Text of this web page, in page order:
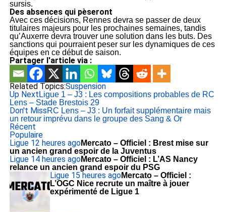
sursis.
Des absences qui pèseront
Avec ces décisions, Rennes devra se passer de deux
titulaires majeurs pour les prochaines semaines, tandis
qu’Auxerre devra trouver une solution dans les buts. Des
sanctions qui pourraient peser sur les dynamiques de ces
équipes en ce début de saison.
Partager l'article via :
Related Topics:Suspension
Up Next Ligue 1 – J3 : Les compositions probables de RC
Lens – Stade Brestois 29
Don't MissRC Lens – J3 : Un forfait supplémentaire mais
un retour imprévu dans le groupe des Sang & Or
Récent
Populaire
Ligue 12 heures agoMercato – Officiel : Brest mise sur
un ancien grand espoir de la Juventus
Ligue 14 heures agoMercato – Officiel : L’AS Nancy
relance un ancien grand espoir du PSG
Ligue 15 heures agoMercato – Officiel :
L’OGC Nice recrute un maître à jouer
expérimenté de Ligue 1